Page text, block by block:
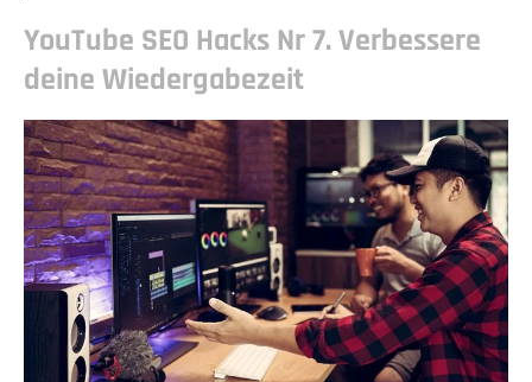
YouTube SEO Hacks Nr 7. Verbessere
deine Wiedergabezeit